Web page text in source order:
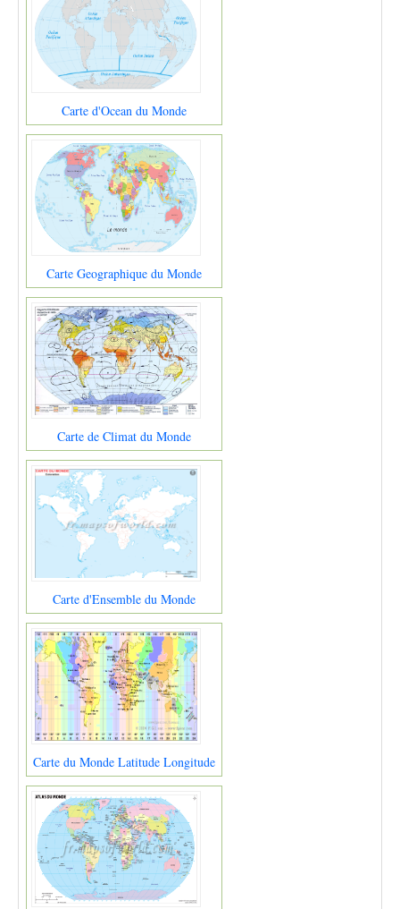
Carte d'Ocean du Monde
Carte Geographique du Monde
Carte de Climat du Monde
Carte d'Ensemble du Monde
Carte du Monde Latitude Longitude